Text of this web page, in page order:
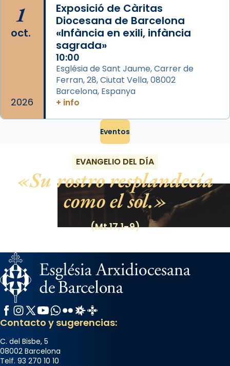
1
oct.
2026
Exposició de Càritas
Diocesana de Barcelona
«Infància en exili, infància
sagrada»
10:00
Església de Sant Jaume, Carrer de
Ferran, 28, Ciutat Vella, 08002
Barcelona, Espanya
+ info
Eventos
EVANGELIO DEL DÍA
Su rostro resplandecía
como el sol.
(Mt 17,1-9)
Facebook
Instagram
X / Twitter
YouTube
WhatsApp
FlickrRadio Estel
Catalunya Cristiana
Contacto y sugerencias:
C. del Bisbe, 5
08002 Barcelona
Telf. 93 270 10 10